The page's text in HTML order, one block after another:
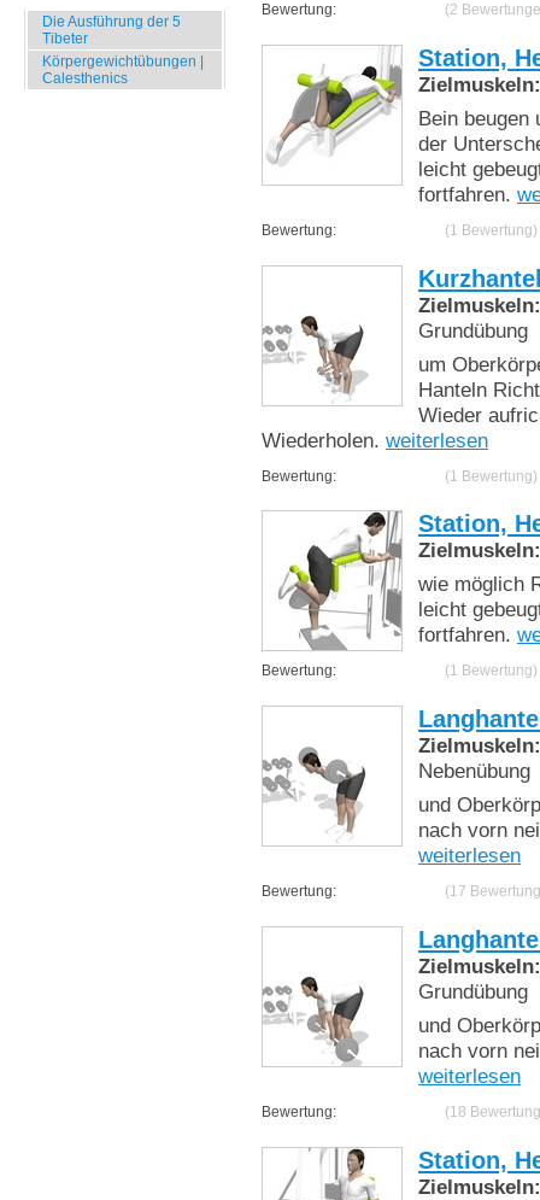
Die Ausführung der 5
Tibeter
Körpergewichtübungen |
Calesthenics
Bewertung: (2
Station,
Zielmuskeln:
Bein beugen
der
leicht
fortfahren.
Bewertung: (1 Bewertung)
Zielmuskeln:
Grundübung
um
Hanteln
Wieder
Wiederholen. weiterlesen
Bewertung: (1 Bewertung)
Station,
Zielmuskeln:
wie möglich
leicht
fortfahren.
Bewertung: (1 Bewertung)
Zielmuskeln:
Nebenübung
und
nach vorn
weiterlesen
Bewertung: (17
Zielmuskeln:
Grundübung
und
nach vorn
weiterlesen
Bewertung: (18
Station,
Zielmuskeln: